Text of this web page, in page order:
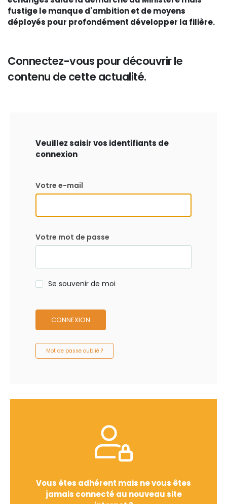
fustige le manque d'ambition et de moyens
déployés pour profondément développer la filière.
Connectez-vous pour découvrir le
contenu de cette actualité.
Veuillez saisir vos identifiants de
connexion
Votre e-mail
Votre mot de passe
Se souvenir de moi
CONNEXION
Mot de passe oublié ?
Vous êtes adhérent mais ne vous êtes
jamais connecté au nouveau site